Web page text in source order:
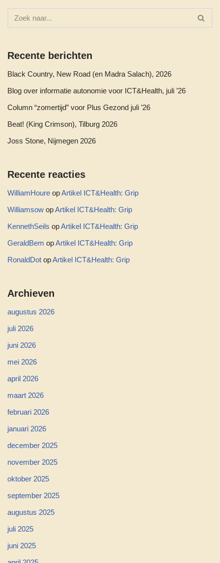
Recente berichten
Black Country, New Road (en Madra Salach), 2026
Blog over informatie autonomie voor ICT&Health, juli ’26
Column “zomertijd” voor Plus Gezond juli ’26
Beat! (King Crimson), Tilburg 2026
Joss Stone, Nijmegen 2026
Recente reacties
WilliamHoure opArtikel ICT&Health: Grip
Williamsow opArtikel ICT&Health: Grip
KennethSeils opArtikel ICT&Health: Grip
GeraldBem opArtikel ICT&Health: Grip
RonaldDot opArtikel ICT&Health: Grip
Archieven
augustus 2026
juli 2026
juni 2026
mei 2026
april 2026
maart 2026
februari 2026
januari 2026
december 2025
november 2025
oktober 2025
september 2025
augustus 2025
juli 2025
juni 2025